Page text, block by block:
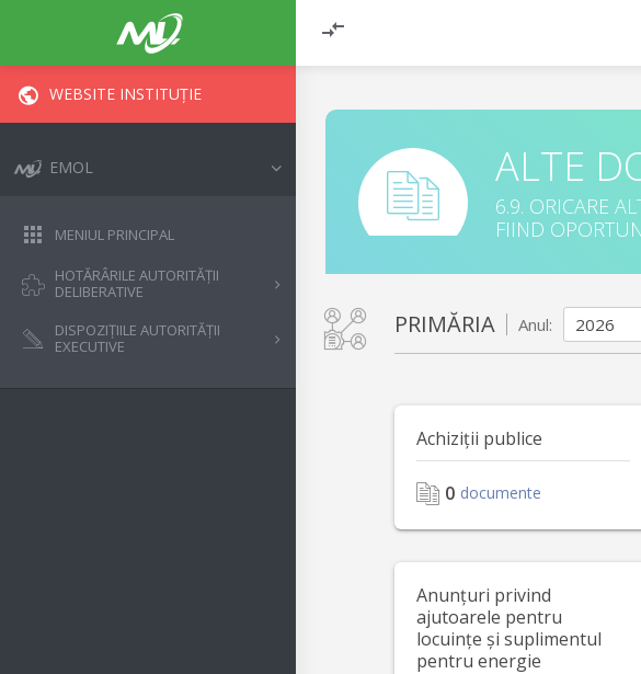
WEBSITE INSTITUȚIE
EMOL
MENIUL PRINCIPAL
HOTĂRÂRILE AUTORITĂȚII
DELIBERATIVE
DISPOZIȚIILE AUTORITĂȚII
EXECUTIVE
ALTE
6.9. ORICARE
FIIND
PRIMĂRIA Anul:
Achiziții publice
0 documente
Anunțuri privind
ajutoarele pentru
locuințe și suplimentul
pentru energie